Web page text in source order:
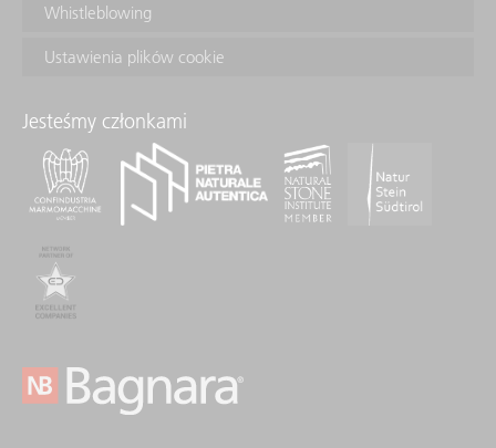
Whistleblowing
Ustawienia plików cookie
Jesteśmy członkami